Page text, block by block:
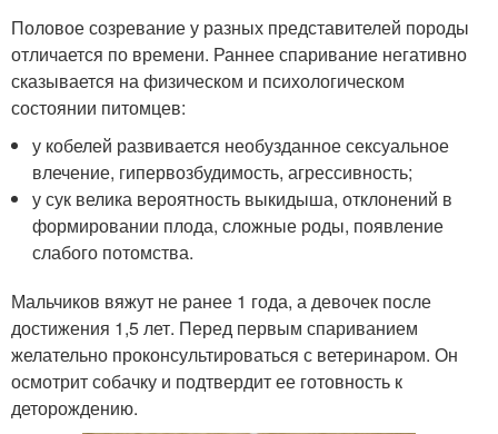
Половое созревание у разных представителей породы
отличается по времени. Раннее спаривание негативно
сказывается на физическом и психологическом
состоянии питомцев:
у кобелей развивается необузданное сексуальное
влечение, гипервозбудимость, агрессивность;
у сук велика вероятность выкидыша, отклонений в
формировании плода, сложные роды, появление
слабого потомства.
Мальчиков вяжут не ранее 1 года, а девочек после
достижения 1,5 лет. Перед первым спариванием
желательно проконсультироваться с ветеринаром. Он
осмотрит собачку и подтвердит ее готовность к
деторождению.